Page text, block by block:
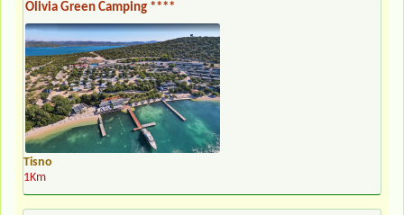
Olivia Green Camping ****
Tisno
1Km